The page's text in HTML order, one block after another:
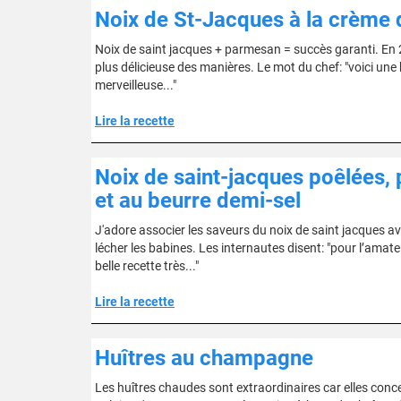
Noix de St-Jacques à la crème
Noix de saint jacques + parmesan = succès garanti.
plus délicieuse des manières. Le mot du chef: "voici
merveilleuse..."
Lire la recette
Noix de saint-jacques
et au beurre demi-sel
J'adore associer les saveurs du noix de saint jacques
lécher les babines. Les internautes disent: "pour
belle recette très..."
Lire la recette
Huîtres au champagne
Les huîtres chaudes sont extraordinaires car elles